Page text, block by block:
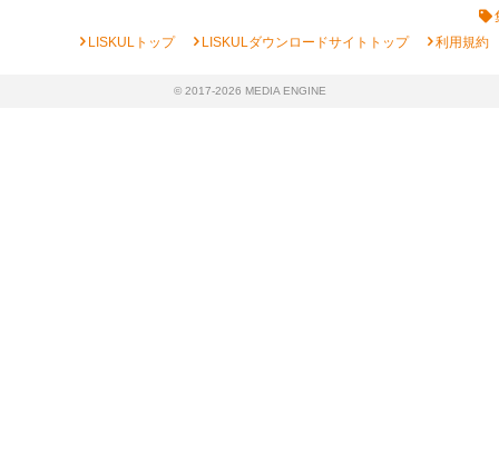
chevron_rightLISKULトップ chevron_rightLISKULダウンロードサイトトップ chevron_right利用規約
© 2017-2026 MEDIA ENGINE